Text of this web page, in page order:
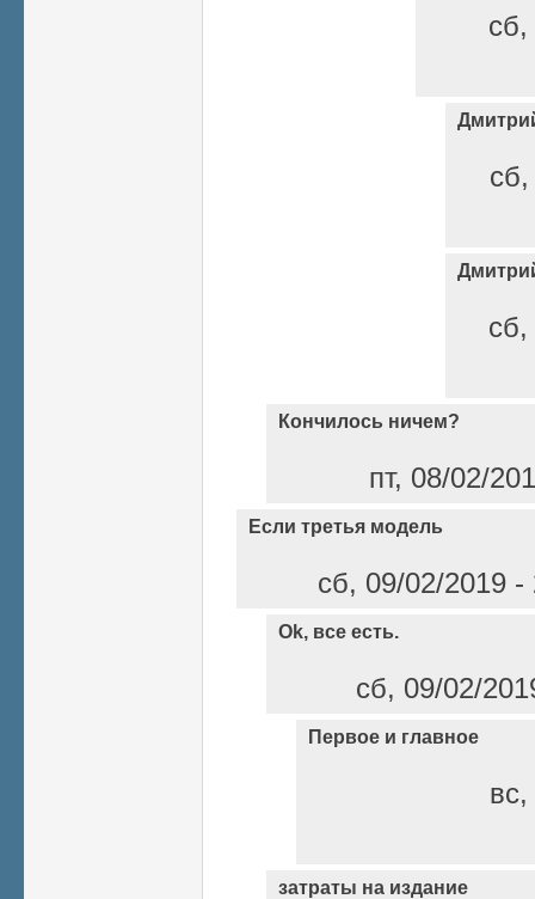
Кончилось ничем?
пт, 08/02/
Если третья модель
сб, 09/02/2019
Ok, все есть.
сб, 09/02/
Первое и главное
затраты на издание